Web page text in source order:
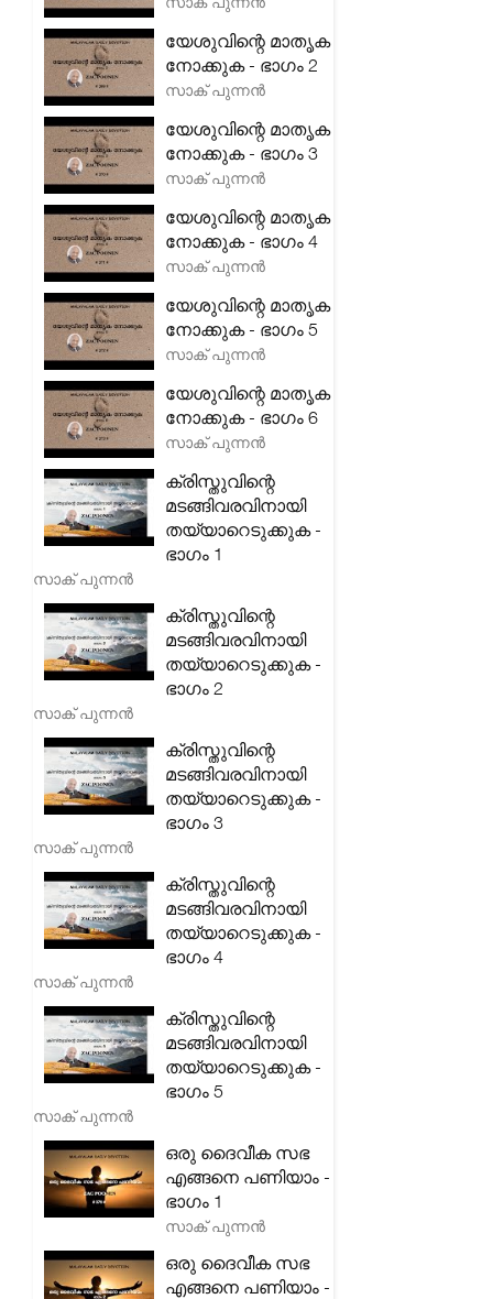
യേശുവിന്റെ മാതൃക
നോക്കുക - ഭാഗം 2
സാക് പുന്നൻ
യേശുവിന്റെ മാതൃക
നോക്കുക - ഭാഗം 3
സാക് പുന്നൻ
യേശുവിന്റെ മാതൃക
നോക്കുക - ഭാഗം 4
സാക് പുന്നൻ
യേശുവിന്റെ മാതൃക
നോക്കുക - ഭാഗം 5
സാക് പുന്നൻ
യേശുവിന്റെ മാതൃക
നോക്കുക - ഭാഗം 6
സാക് പുന്നൻ
ക്രിസ്തുവിന്റെ
മടങ്ങിവരവിനായി
തയ്യാറെടുക്കുക -
ഭാഗം 1
സാക് പുന്നൻ
ക്രിസ്തുവിന്റെ
മടങ്ങിവരവിനായി
തയ്യാറെടുക്കുക -
ഭാഗം 2
സാക് പുന്നൻ
ക്രിസ്തുവിന്റെ
മടങ്ങിവരവിനായി
തയ്യാറെടുക്കുക -
ഭാഗം 3
സാക് പുന്നൻ
ക്രിസ്തുവിന്റെ
മടങ്ങിവരവിനായി
തയ്യാറെടുക്കുക -
ഭാഗം 4
സാക് പുന്നൻ
ക്രിസ്തുവിന്റെ
മടങ്ങിവരവിനായി
തയ്യാറെടുക്കുക -
ഭാഗം 5
സാക് പുന്നൻ
ഒരു ദൈവീക സഭ
എങ്ങനെ പണിയാം -
ഭാഗം 1
സാക് പുന്നൻ
ഒരു ദൈവീക സഭ
എങ്ങനെ പണിയാം -